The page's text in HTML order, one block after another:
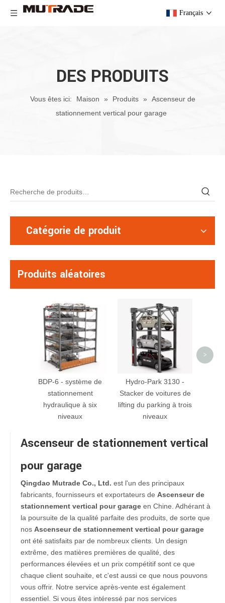
Français
DES PRODUITS
Vous êtes ici: Maison » Produits » Ascenseur de
stationnement vertical pour garage
Catégorie de produit
Produits aléatoires
BDP-6 - système de
stationnement
hydraulique à six
niveaux
Hydro-Park 3130 -
Stacker de voitures de
lifting du parking à trois
niveaux
>
Ascenseur de stationnement vertical
pour garage
Qingdao Mutrade Co., Ltd. est l'un des principaux
fabricants, fournisseurs et exportateurs de Ascenseur de
stationnement vertical pour garage en Chine. Adhérant à
la poursuite de la qualité parfaite des produits, de sorte que
nos Ascenseur de stationnement vertical pour garage
ont été satisfaits par de nombreux clients. Un design
extrême, des matières premières de qualité, des
performances élevées et un prix compétitif sont ce que
chaque client souhaite, et c'est aussi ce que nous pouvons
vous offrir. Notre service après-vente est également
essentiel. Si vous êtes intéressé par nos services